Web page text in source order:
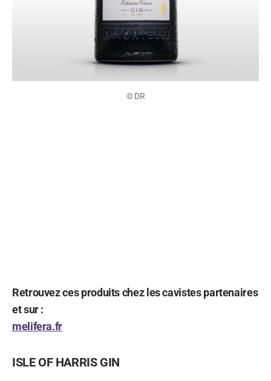
© DR
Retrouvez ces produits chez les cavistes partenaires
et sur :
melifera.fr
ISLE OF HARRIS GIN